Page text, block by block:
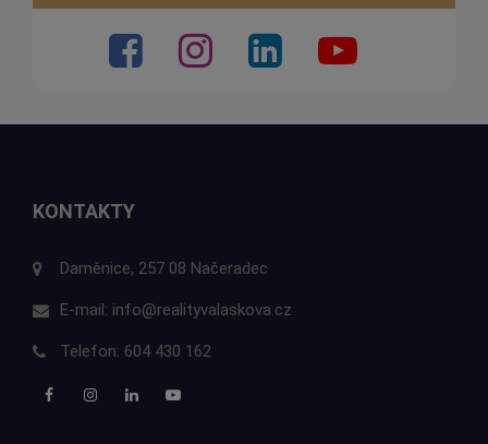
KONTAKTY
Daměnice, 257 08 Načeradec
E-mail: info@realityvalaskova.cz
Telefon: 604 430 162